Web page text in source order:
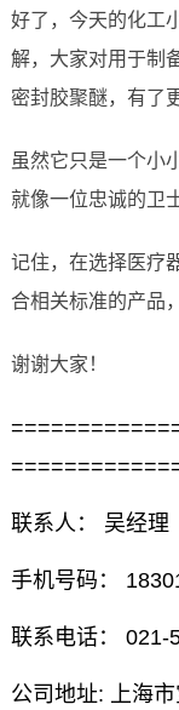
好了，今天的化工
解，大家对用于制
密封胶聚醚，有了
虽然它只是一个小
就像一位忠诚的卫
记住，在选择医疗
合相关标准的产品
谢谢大家！
联系人： 吴经理
手机号码：
联系电话： 021-
公司地址: 上海